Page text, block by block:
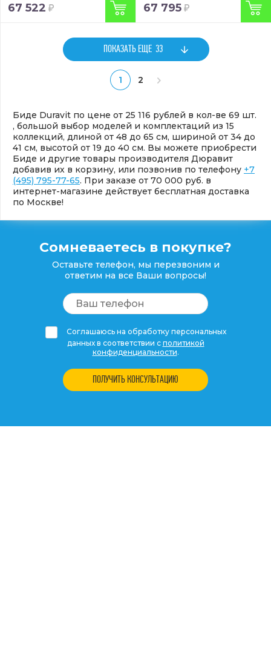
67 522 67 795
ПОКАЗАТЬ ЕЩЕ 33
1 2
Биде Duravit по цене от 25 116 рублей в кол-ве 69 шт.
, большой выбор моделей и комплектаций из 15
коллекций, длиной от 48 до 65 см, шириной от 34 до
41 см, высотой от 19 до 40 см. Вы можете приобрести
Биде и другие товары производителя Дюравит
добавив их в корзину, или позвонив по телефону +7
(495) 795-77-65. При заказе от 70 000 руб. в
интернет-магазине действует бесплатная доставка
по Москве!
Сомневаетесь в покупке?
Оставьте телефон, мы перезвоним и
ответим на все Ваши вопросы!
Соглашаюсь на обработку персональных
данных в соответствии с политикой
конфиденциальности.
ПОЛУЧИТЬ КОНСУЛЬТАЦИЮ